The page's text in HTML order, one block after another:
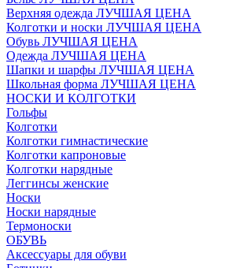
Верхняя одежда ЛУЧШАЯ ЦЕНА
Колготки и носки ЛУЧШАЯ ЦЕНА
Обувь ЛУЧШАЯ ЦЕНА
Одежда ЛУЧШАЯ ЦЕНА
Шапки и шарфы ЛУЧШАЯ ЦЕНА
Школьная форма ЛУЧШАЯ ЦЕНА
НОСКИ И КОЛГОТКИ
Гольфы
Колготки
Колготки гимнастические
Колготки капроновые
Колготки нарядные
Леггинсы женские
Носки
Носки нарядные
Термоноски
ОБУВЬ
Аксессуары для обуви